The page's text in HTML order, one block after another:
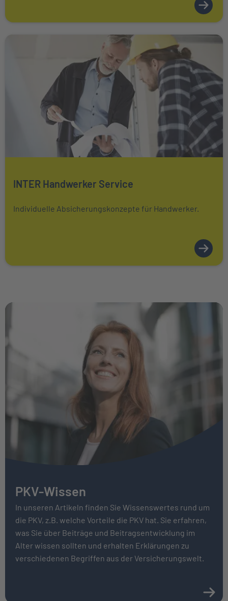
Weiter zu INTER Handwerker Service
INTER Handwerker Service
Individuelle Absicherungskonzepte für Handwerker.
Weiter zu PKV-Wissen
PKV-Wissen
In unseren Artikeln finden Sie Wissenswertes rund um
die PKV, z.B. welche Vorteile die PKV hat. Sie erfahren,
was Sie über Bei­träge und Beitrags­entwicklung im
Alter wissen sollten und erhalten Erklärungen zu
verschiedenen Begriffen aus der Versicherungswelt.